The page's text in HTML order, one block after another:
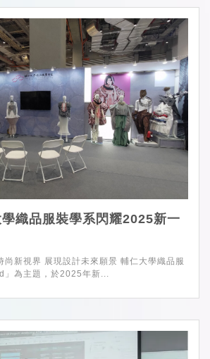
織品服裝學系閃耀2025新一
界 展現設計未來願景 輔仁大學織品服
」為主題，於2025年新...